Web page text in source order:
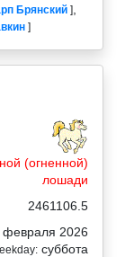
Брянский],
]
(огненной)
лошади
2461106.5
февраля 2026
суббота